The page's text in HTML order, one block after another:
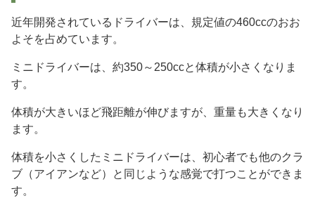
近年開発されているドライバーは、規定値の460ccのおお
よそを占めています。
ミニドライバーは、約350～250ccと体積が小さくなりま
す。
体積が大きいほど飛距離が伸びますが、重量も大きくなり
ます。
体積を小さくしたミニドライバーは、初心者でも他のクラ
ブ（アイアンなど）と同じような感覚で打つことができま
す。